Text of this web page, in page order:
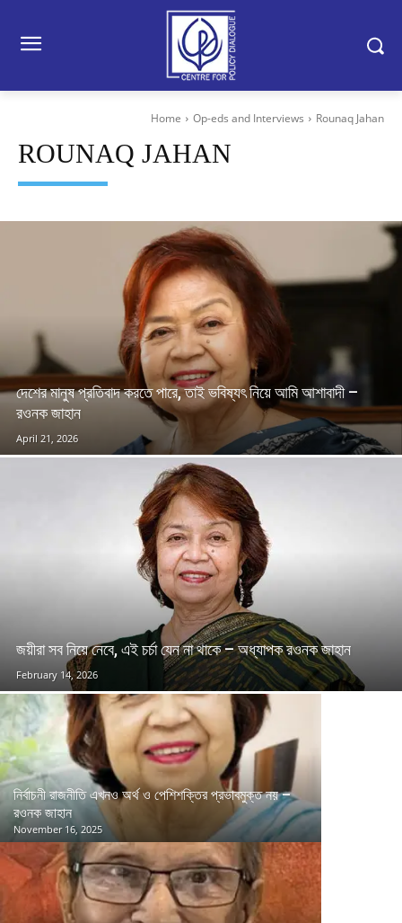
Home Op-eds and Interviews Rounaq Jahan
ROUNAQ JAHAN
দেশের মানুষ প্রতিবাদ করতে পারে, তাই ভবিষ্যৎ নিয়ে আমি আশাবাদী –
রওনক জাহান
April 21, 2026
জয়ীরা সব নিয়ে নেবে, এই চর্চা যেন না থাকে – অধ্যাপক রওনক জাহান
February 14, 2026
নির্বাচনী রাজনীতি এখনও অর্থ ও পেশিশক্তির প্রভাবমুক্ত নয় –
রওনক জাহান
November 16, 2025